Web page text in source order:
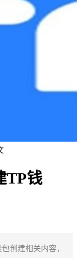
TP钱
创建相关内容，